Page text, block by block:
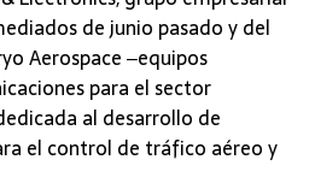
de junio pasado y del
Aerospace ‒equipos
para el sector
al desarrollo de
el control de tráfico aéreo y